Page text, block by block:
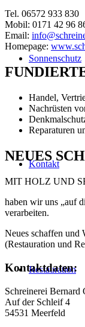
Sonnenschutz
Kontakt
Restauration
Tel. 06572 933 830
Mobil: 0171 42 96
Email:
Homepage:
Handel,
Nachrüsten
Reparaturen
NEUES
MIT HOLZ UND
haben wir uns „auf
verarbeiten.
Neues schaffen und
(Restauration und
Kontaktdaten:
Schreinerei Bernard
Auf der Schleif 4
54531 Meerfeld